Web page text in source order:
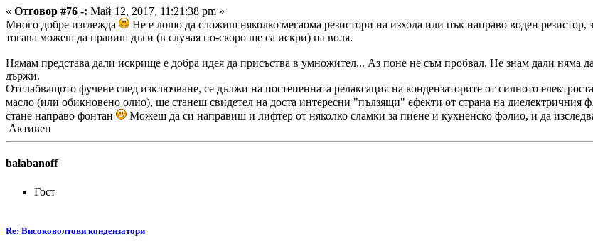
« Отговор #76 -: Май 12, 2017, 11:21:38 pm »
Много добре изглежда
Не е лошо да сложиш няколко мегаома резистори на изхода или пък направо воден резистор,
тогава можеш да правиш дъги (в случая по-скоро ще са искри) на воля.
Нямам представа дали искрище е добра идея да присъства в умножител... Аз поне не съм пробвал. Не знам дали няма
държи.
Отслабващото фучене след изключване, се дължи на постепенната релаксация на кондензаторите от силното
масло (или обикновено олио), ще станеш свидетел на доста интересни "пълзящи" ефекти от страна на диелектричния
стане направо фонтан
Можеш да си направиш и лифтер от няколко сламки за пиене и кухненско фолио, и да
Активен
balabanoff
Гост
Re: Високоволтови кондензатори